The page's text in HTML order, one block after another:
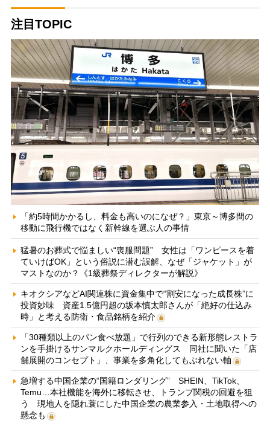
注目TOPIC
「約5時間かかるし、料金も高いのになぜ？」東京～博多間の
移動に飛行機ではなく新幹線を選ぶ人の事情
猛暑のお葬式で悩ましい“喪服問題” 女性は「ワンピースを着
ていけばOK」という俗説に潜む誤解、なぜ「ジャケット」が
マストなのか？《1級葬祭ディレクターが解説》
キオクシアなどAI関連株に資金集中で“割安になった成長株”に
投資妙味 資産1.5億円超の坂本慎太郎さんが「絶好の仕込み
時」と考える防衛・食品銘柄を紹介
「30種類以上のパン食べ放題」で行列のできる新形態レストラ
ンを手掛けるサンマルクホールディングス 同社に聞いた「店
舗展開のコンセプト」、事業を多角化してもぶれない軸
急増する中国企業の“国籍ロンダリング” SHEIN、TikTok、
Temu…本社機能を海外に移転させ、トランプ関税の回避を狙
う 現地人を隠れ蓑にした中国企業の農業参入・土地取得への
懸念も